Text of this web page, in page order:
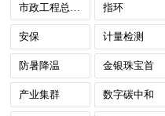
指环
安保 计量检测
防暑降温 金银珠宝首
产业集群 数字碳中和